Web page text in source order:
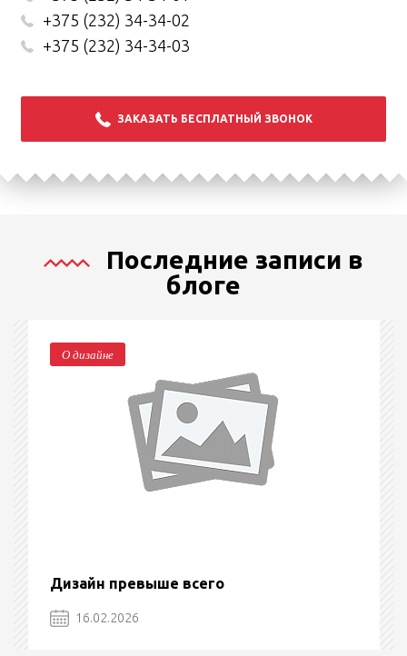
+375 (232) 34-34-02
+375 (232) 34-34-03
ЗАКАЗАТЬ БЕСПЛАТНЫЙ ЗВОНОК
Последние записи в
блоге
О дизайне
Дизайн превыше всего
16.02.2026